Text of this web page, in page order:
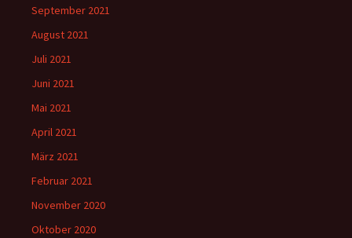
September 2021
August 2021
Juli 2021
Juni 2021
Mai 2021
April 2021
März 2021
Februar 2021
November 2020
Oktober 2020